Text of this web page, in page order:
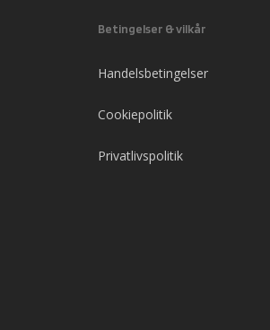
Betingelser & vilkår
Handelsbetingelser
Cookiepolitik
Privatlivspolitik